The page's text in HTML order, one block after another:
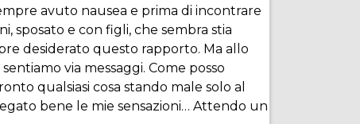
avuto nausea e prima di incontrare
sposato e con figli, che sembra stia
desiderato questo rapporto. Ma allo
via messaggi. Come posso
qualsiasi cosa stando male solo al
bene le mie sensazioni… Attendo un